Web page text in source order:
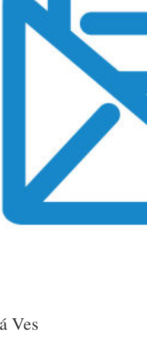
Ves